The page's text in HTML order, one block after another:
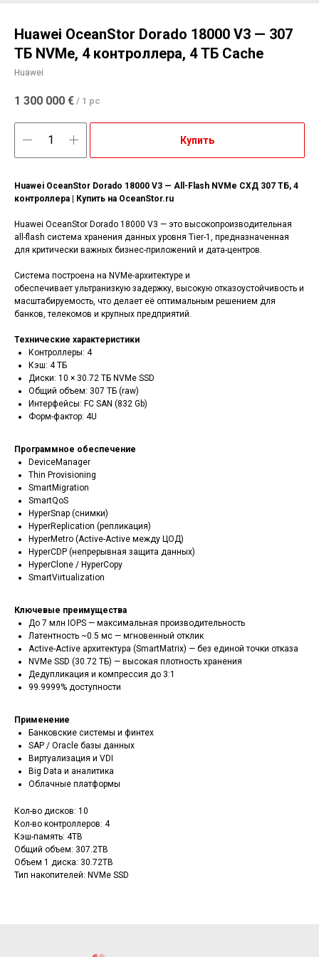
Huawei OceanStor Dorado 18000 V3 — 307
ТБ NVMe, 4 контроллера, 4 ТБ Cache
Huawei
1 300 000 € / 1 pc
Купить
Huawei OceanStor Dorado 18000 V3 — All-Flash NVMe СХД 307 ТБ, 4
контроллера | Купить на OceanStor.ru
Huawei OceanStor Dorado 18000 V3 — это высокопроизводительная
all-flash система хранения данных уровня Tier-1, предназначенная
для критически важных бизнес-приложений и дата-центров.
Система построена на NVMe-архитектуре и
обеспечивает ультранизкую задержку, высокую отказоустойчивость и
масштабируемость, что делает её оптимальным решением для
банков, телекомов и крупных предприятий.
Технические характеристики
Контроллеры: 4
Кэш: 4 ТБ
Диски: 10 × 30.72 ТБ NVMe SSD
Общий объем: 307 ТБ (raw)
Интерфейсы: FC SAN (832 Gb)
Форм-фактор: 4U
Программное обеспечение
DeviceManager
Thin Provisioning
SmartMigration
SmartQoS
HyperSnap (снимки)
HyperReplication (репликация)
HyperMetro (Active-Active между ЦОД)
HyperCDP (непрерывная защита данных)
HyperClone / HyperCopy
SmartVirtualization
Ключевые преимущества
До 7 млн IOPS — максимальная производительность
Латентность ~0.5 мс — мгновенный отклик
Active-Active архитектура (SmartMatrix) — без единой точки отказа
NVMe SSD (30.72 ТБ) — высокая плотность хранения
Дедупликация и компрессия до 3:1
99.9999% доступности
Применение
Банковские системы и финтех
SAP / Oracle базы данных
Виртуализация и VDI
Big Data и аналитика
Облачные платформы
Кол-во дисков: 10
Кол-во контроллеров: 4
Кэш-память: 4TB
Общий объем: 307.2TB
Объем 1 диска: 30.72TB
Тип накопителей: NVMe SSD